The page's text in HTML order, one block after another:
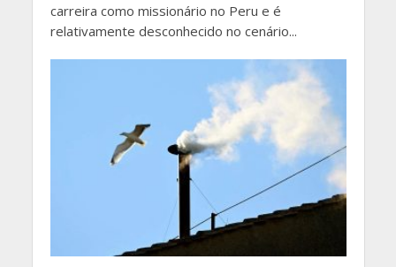
carreira como missionário no Peru e é
relativamente desconhecido no cenário...